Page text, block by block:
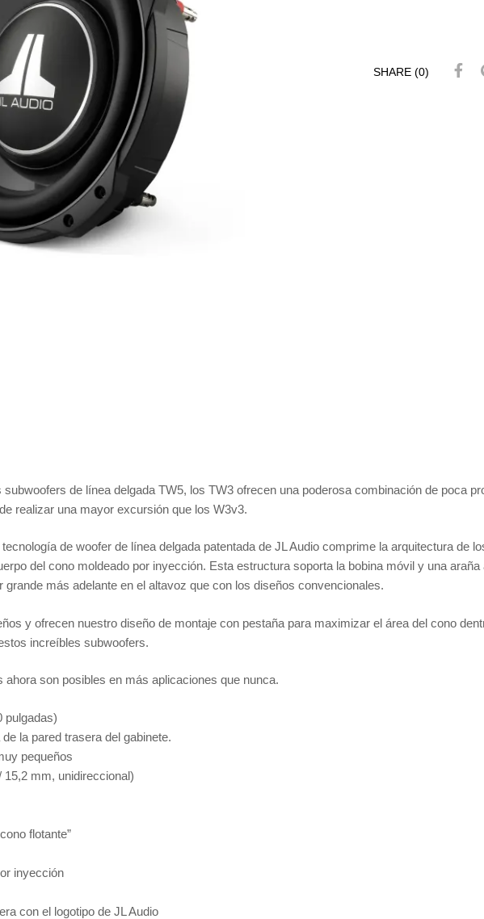
SHARE (0)
de línea delgada TW5, los TW3 ofrecen una poderosa combinación de poca
realizar una mayor excursión que los W3v3.
de woofer de línea delgada patentada de JL Audio comprime la arquitectura de
del cono moldeado por inyección. Esta estructura soporta la bobina móvil y una
más adelante en el altavoz que con los diseños convencionales.
y ofrecen nuestro diseño de montaje con pestaña para maximizar el área del cono
increíbles subwoofers.
son posibles en más aplicaciones que nunca.
pulgadas)
la pared trasera del gabinete.
pequeños
mm, unidireccional)
flotante”
inyección
con el logotipo de JL Audio